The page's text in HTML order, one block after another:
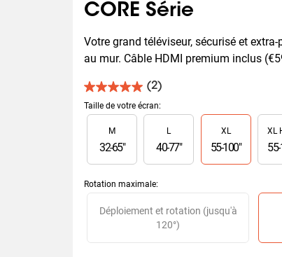
CORE Série
Votre grand téléviseur, sécurisé et extra-
au mur. Câble HDMI premium inclus
(2)
5.0
sur
5
étoiles.
avis
Taille de votre écran:
Slide 1 of 4
M
32-65"
L
40-77"
XL
55-100"
XL
55-
Rotation maximale:
Slide 1 of 2
Déploiement et rotation (jusqu'à
120°)